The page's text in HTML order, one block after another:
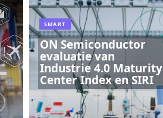
SMART
ON Semiconductor
evaluatie van
Industrie 4.0 Maturity
Center Index en SIRI